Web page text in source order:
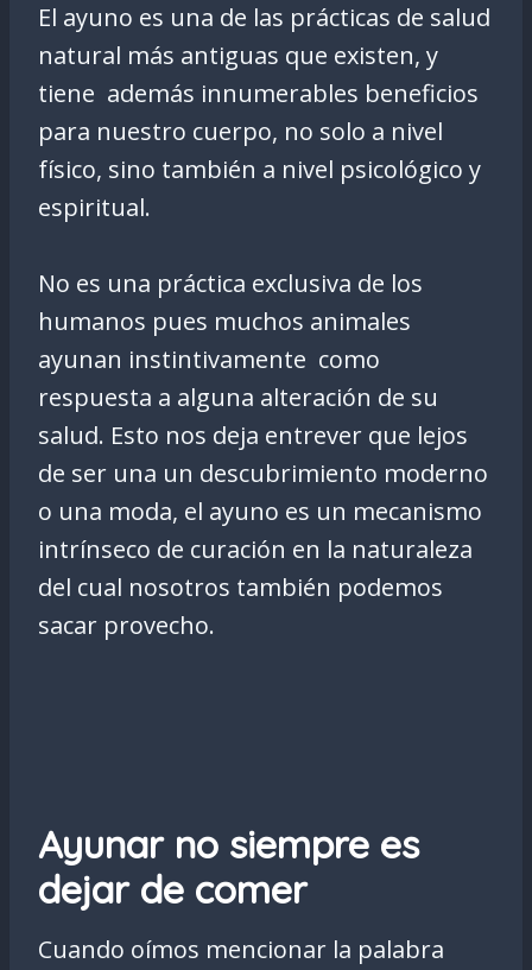
El ayuno es una de las prácticas de salud
natural más antiguas que existen, y
tiene además innumerables beneficios
para nuestro cuerpo, no solo a nivel
físico, sino también a nivel psicológico y
espiritual.
No es una práctica exclusiva de los
humanos pues muchos animales
ayunan instintivamente como
respuesta a alguna alteración de su
salud. Esto nos deja entrever que lejos
de ser una un descubrimiento moderno
o una moda, el ayuno es un mecanismo
intrínseco de curación en la naturaleza
del cual nosotros también podemos
sacar provecho.
Ayunar no siempre es
dejar de comer
Cuando oímos mencionar la palabra